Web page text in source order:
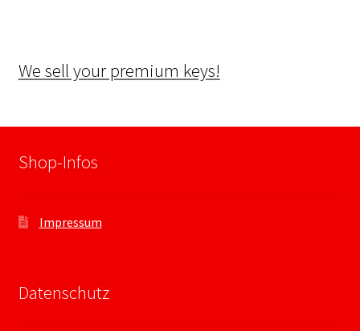
We sell your premium keys!
Shop-Infos
Impressum
Datenschutz